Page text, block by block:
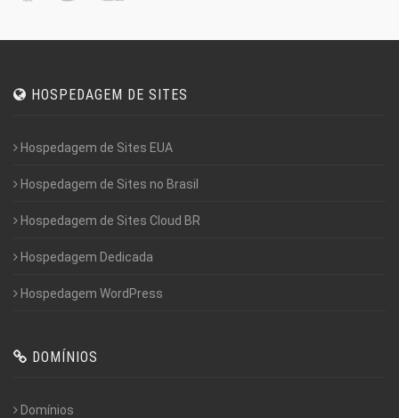
HOSPEDAGEM DE SITES
Hospedagem de Sites EUA
Hospedagem de Sites no Brasil
Hospedagem de Sites Cloud BR
Hospedagem Dedicada
Hospedagem WordPress
DOMÍNIOS
Domínios